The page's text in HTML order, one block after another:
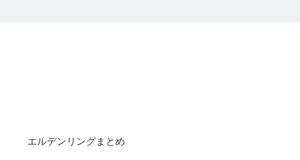
エルデンリングまとめ